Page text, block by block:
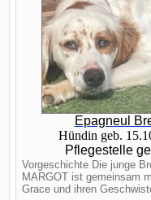
Epagneul
Hündin geb.
Pflegestelle
Vorgeschichte Die junge
MARGOT ist gemeinsam
Grace und ihren